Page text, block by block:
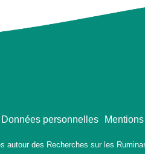
Données personnelles
autour des Recherches sur les